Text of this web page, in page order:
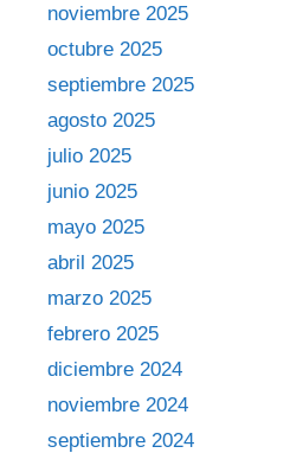
noviembre 2025
octubre 2025
septiembre 2025
agosto 2025
julio 2025
junio 2025
mayo 2025
abril 2025
marzo 2025
febrero 2025
diciembre 2024
noviembre 2024
septiembre 2024